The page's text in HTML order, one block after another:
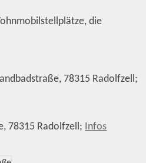
die
78315 Radolfzell;
78315 Radolfzell; Infos